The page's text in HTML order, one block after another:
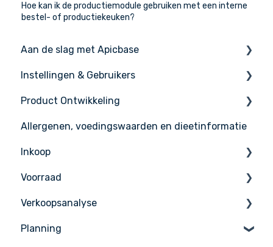
Hoe kan ik de productiemodule gebruiken met een interne
bestel- of productiekeuken?
Aan de slag met Apicbase
De basis
Apicbase instellen
Support
Instellingen & Gebruikers
Instellingen
Gebruikers beheer
Product Ontwikkeling
Ingrediënten
Recepten
Menu's
Gevorderde Productontwikkeling
Allergenen, voedingswaarden en dieetinformatie
Inkoop
Bestellen
Ontvangen
Leveranciers
Voorraad
Inventaris tellen
Voorraad Beheer
Verkoopsanalyse
Verkoop Beheer
Planning